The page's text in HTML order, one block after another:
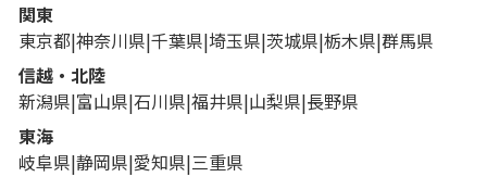
関東
東京都 神奈川県 千葉県 埼玉県 茨城県 栃木県 群馬県
信越・北陸
新潟県 富山県 石川県 福井県 山梨県 長野県
東海
岐阜県 静岡県 愛知県 三重県